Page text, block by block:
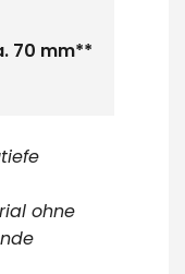
70 mm**
ohne